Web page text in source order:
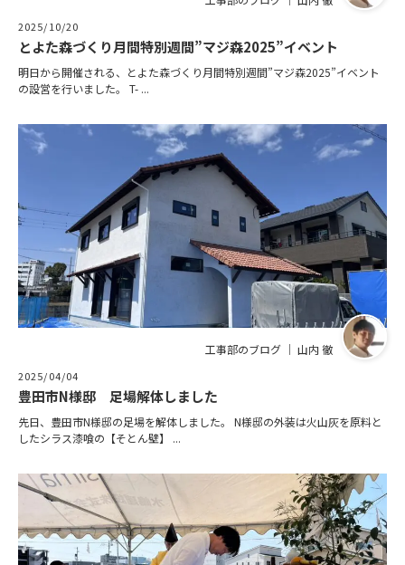
2025/10/20
とよた森づくり月間特別週間”マジ森2025”イベント
明日から開催される、とよた森づくり月間特別週間”マジ森2025”イベント
の設営を行いました。 T- ...
工事部のブログ ｜ 山内 徹
2025/04/04
豊田市N様邸 足場解体しました
先日、豊田市N様邸の足場を解体しました。 N様邸の外装は火山灰を原料と
したシラス漆喰の【そとん壁】 ...